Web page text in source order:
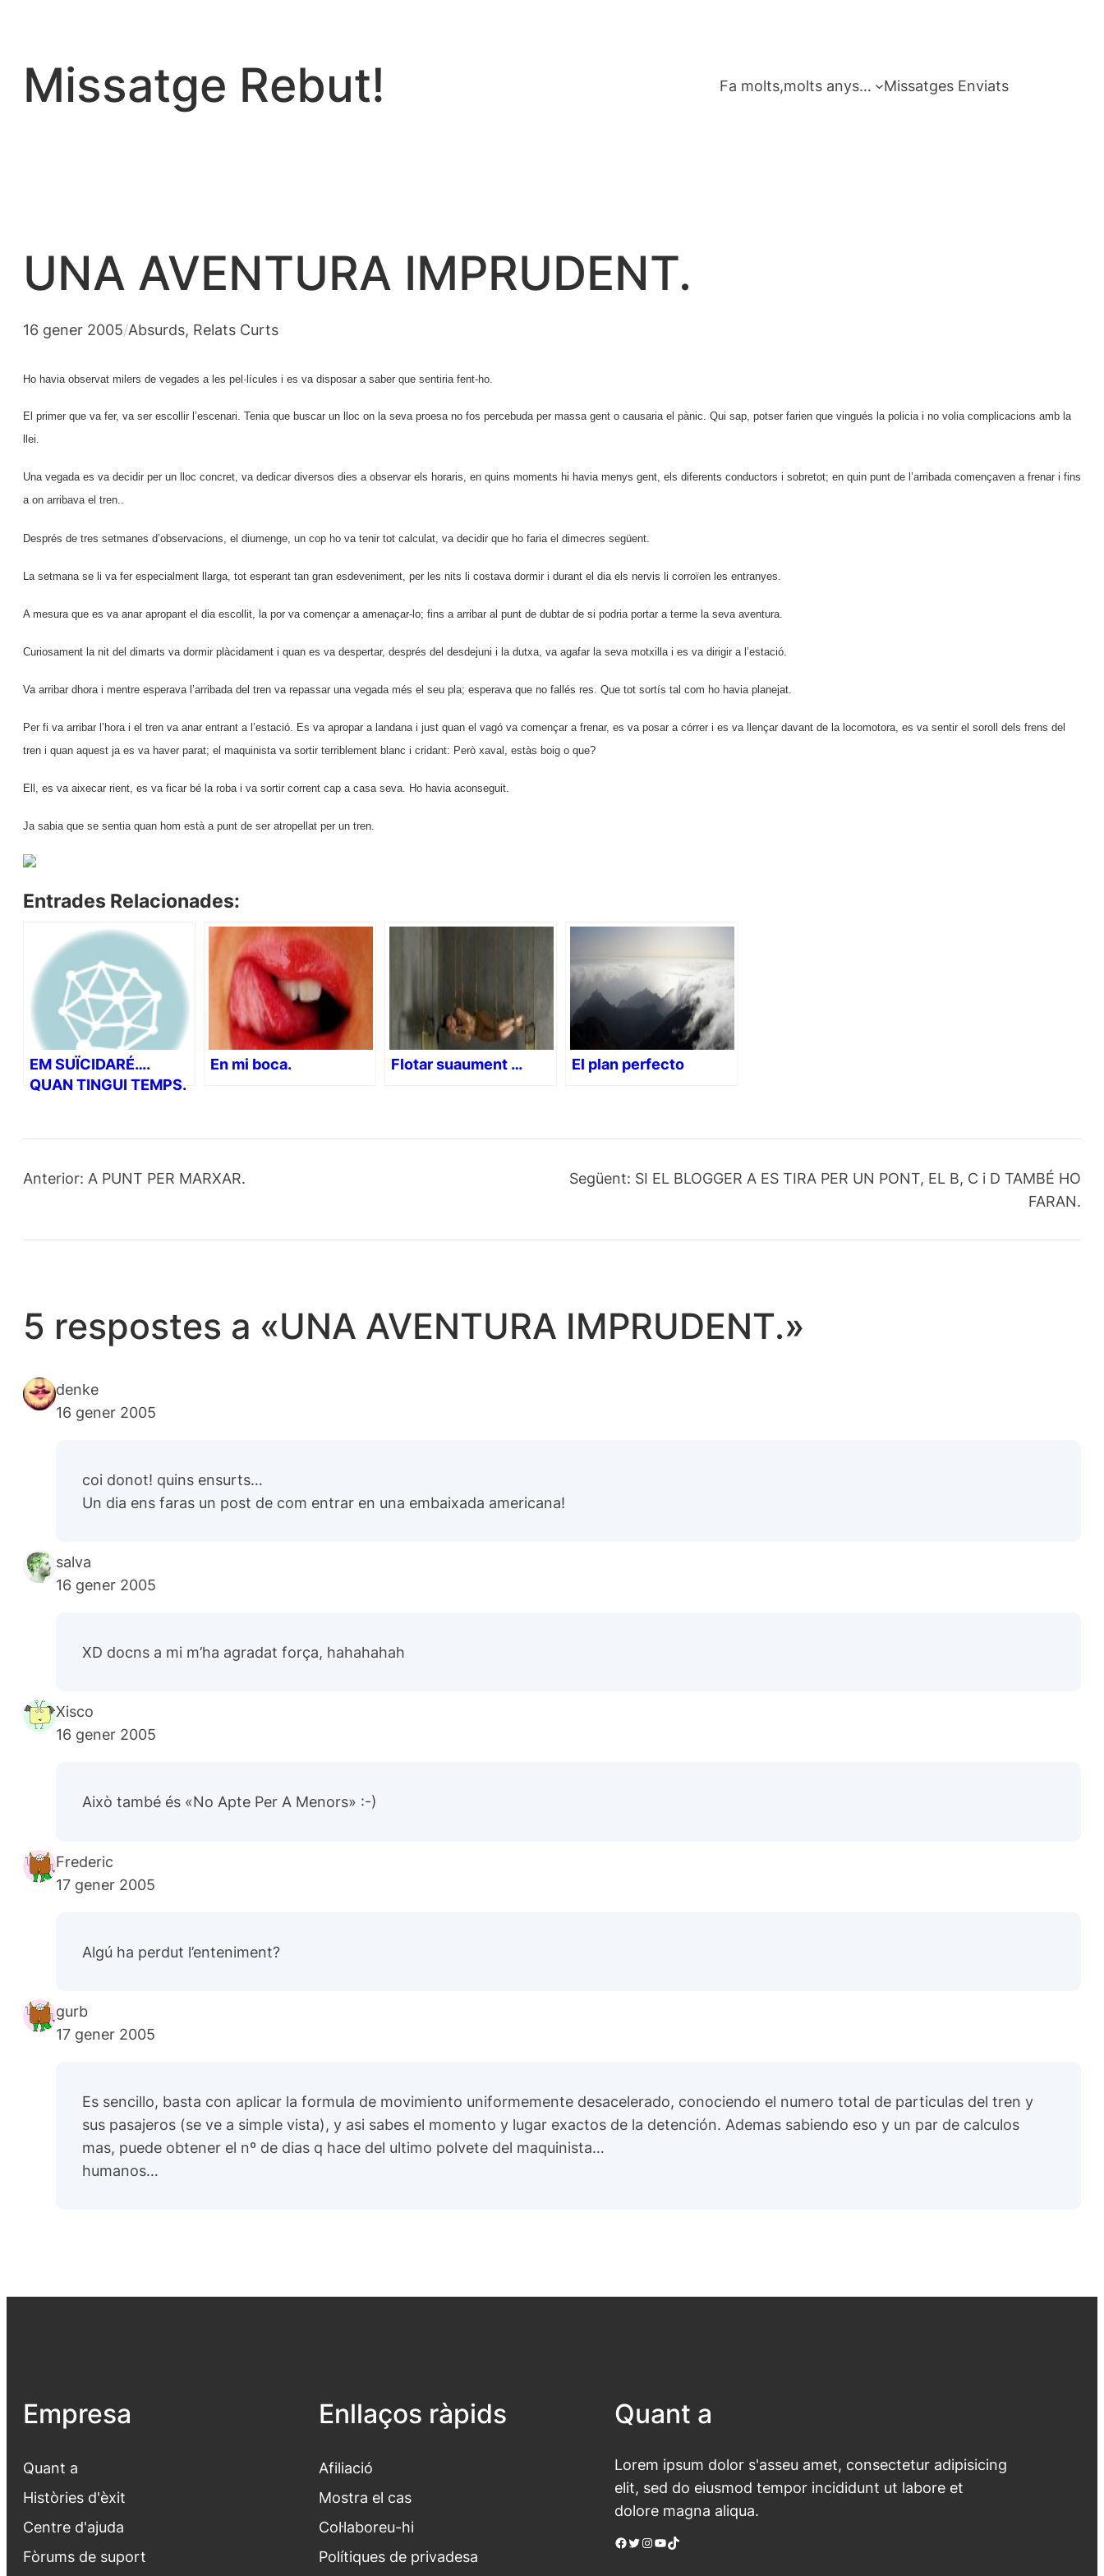
contingut
Missatge Rebut! Fa molts,molts anys… Missatges Enviats
UNA AVENTURA IMPRUDENT.
16 gener 2005/Absurds, Relats Curts
Ho havia observat milers de vegades a les pel·lícules i es va disposar a saber que sentiria fent-ho.
El primer que va fer, va ser escollir l’escenari. Tenia que buscar un lloc on la seva proesa no fos percebuda per massa gent o causaria el pànic. Qui sap, potser farien que vingués la policia i no volia complicacions amb la
llei.
Una vegada es va decidir per un lloc concret, va dedicar diversos dies a observar els horaris, en quins moments hi havia menys gent, els diferents conductors i sobretot; en quin punt de l’arribada començaven a frenar i fins
a on arribava el tren..
Després de tres setmanes d’observacions, el diumenge, un cop ho va tenir tot calculat, va decidir que ho faria el dimecres següent.
La setmana se li va fer especialment llarga, tot esperant tan gran esdeveniment, per les nits li costava dormir i durant el dia els nervis li corroïen les entranyes.
A mesura que es va anar apropant el dia escollit, la por va començar a amenaçar-lo; fins a arribar al punt de dubtar de si podria portar a terme la seva aventura.
Curiosament la nit del dimarts va dormir plàcidament i quan es va despertar, després del desdejuni i la dutxa, va agafar la seva motxilla i es va dirigir a l’estació.
Va arribar dhora i mentre esperava l’arribada del tren va repassar una vegada més el seu pla; esperava que no fallés res. Que tot sortís tal com ho havia planejat.
Per fi va arribar l’hora i el tren va anar entrant a l’estació. Es va apropar a landana i just quan el vagó va començar a frenar, es va posar a córrer i es va llençar davant de la locomotora, es va sentir el soroll dels frens del
tren i quan aquest ja es va haver parat; el maquinista va sortir terriblement blanc i cridant: Però xaval, estàs boig o que?
Ell, es va aixecar rient, es va ficar bé la roba i va sortir corrent cap a casa seva. Ho havia aconseguit.
Ja sabia que se sentia quan hom està a punt de ser atropellat per un tren.
Entrades Relacionades:
EM SUÏCIDARÉ….
QUAN TINGUI TEMPS.
En mi boca. Flotar suaument … El plan perfecto
Anterior: A PUNT PER MARXAR. Següent: SI EL BLOGGER A ES TIRA PER UN PONT, EL B, C i D TAMBÉ HO
FARAN.
5 respostes a «UNA AVENTURA IMPRUDENT.»
denke
16 gener 2005
coi donot! quins ensurts…
Un dia ens faras un post de com entrar en una embaixada americana!
salva
16 gener 2005
XD docns a mi m’ha agradat força, hahahahah
Xisco
16 gener 2005
Això també és «No Apte Per A Menors» :-)
Frederic
17 gener 2005
Algú ha perdut l’enteniment?
gurb
17 gener 2005
Es sencillo, basta con aplicar la formula de movimiento uniformemente desacelerado, conociendo el numero total de particulas del tren y
sus pasajeros (se ve a simple vista), y asi sabes el momento y lugar exactos de la detención. Ademas sabiendo eso y un par de calculos
mas, puede obtener el nº de dias q hace del ultimo polvete del maquinista…
humanos…
Empresa
Quant a
Històries d'èxit
Centre d'ajuda
Fòrums de suport
Enllaços ràpids
Afiliació
Mostra el cas
Col·laboreu-hi
Polítiques de privadesa
Quant a
Lorem ipsum dolor s'asseu amet, consectetur adipisicing
elit, sed do eiusmod tempor incididunt ut labore et
dolore magna aliqua.
Facebook Twitter Instagram YouTube TikTok